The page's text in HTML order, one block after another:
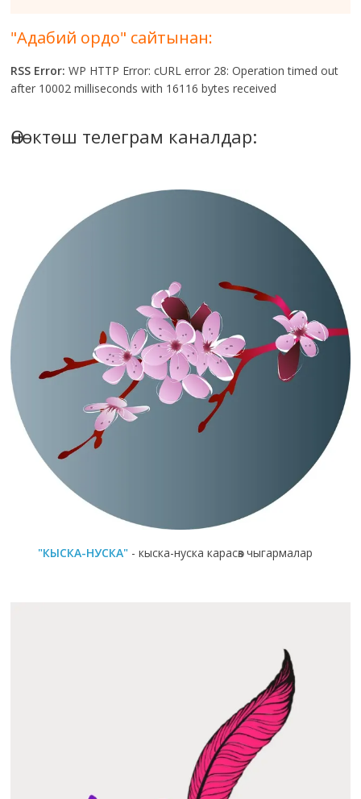
"Адабий ордо" сайтынан:
RSS Error: WP HTTP Error: cURL error 28: Operation timed out
after 10002 milliseconds with 16116 bytes received
Өнөктөш телеграм каналдар:
"КЫСКА-НУСКА" - кыска-нуска карасөз чыгармалар